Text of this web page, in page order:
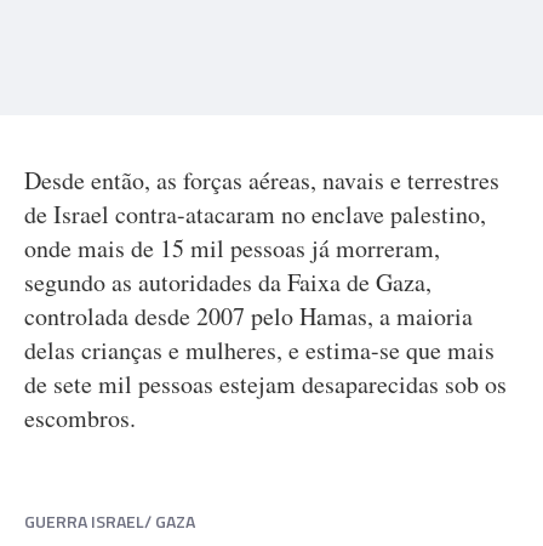
Desde então, as forças aéreas, navais e terrestres
de Israel contra-atacaram no enclave palestino,
onde mais de 15 mil pessoas já morreram,
segundo as autoridades da Faixa de Gaza,
controlada desde 2007 pelo Hamas, a maioria
delas crianças e mulheres, e estima-se que mais
de sete mil pessoas estejam desaparecidas sob os
escombros.
GUERRA ISRAEL/ GAZA